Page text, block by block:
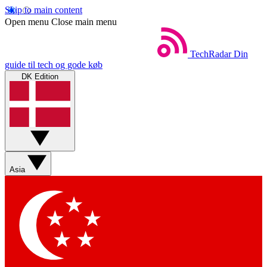
Skip to main content
Open menu Close main menu
TechRadar Din
guide til tech og gode køb
DK Edition
Asia